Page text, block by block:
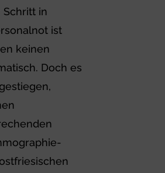
in
ist
keinen
Doch es